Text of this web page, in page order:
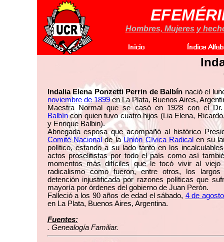
Hombres, Mujeres y
Indalia Elena Ponzetti Perrin de Balbín nació el
noviembre de 1899en La Plata, Buenos Aires,
Maestra Normal que se casó en 1928 con el
Balbíncon quien tuvo cuatro hijos (Lia Elena,
y Enrique Balbin).
Abnegada esposa que acompañó al histórico
Comité Nacional de laUnión Cívica Radical en su
político, estando a su lado tanto en los
actos proselitistas por todo el país como así
momentos más difíciles que le tocó vivir al viejo
radicalismo como fueron, entre otros, los
detención injustificada por razones políticas que
mayoría por órdenes del gobierno de Juan Perón.
Falleció a los 90 años de edad el sábado, 4 de
en La Plata, Buenos Aires, Argentina.
Fuentes:
. Genealogía Familiar.